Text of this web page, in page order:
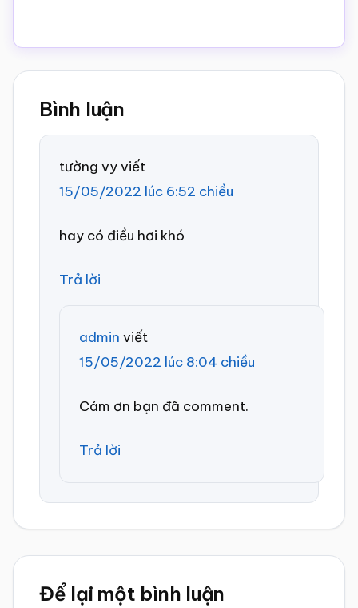
Reader
Interactions
Bình luận
tường vyviết
15/05/2022 lúc 6:52 chiều
hay có điều hơi khó
Trả lời
admin viết
15/05/2022 lúc 8:04 chiều
Cám ơn bạn đã comment.
Trả lời
Để lại một bình luận